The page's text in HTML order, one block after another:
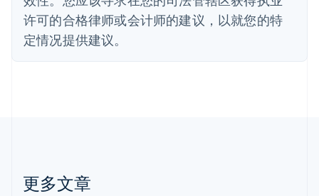
许可的合格律师或会计师的建议，以就您的特
定情况提供建议。
更多文章
法国
FrançaisEnglish
芬兰
EnglishSvenska
English Italiano
拉脱维亚